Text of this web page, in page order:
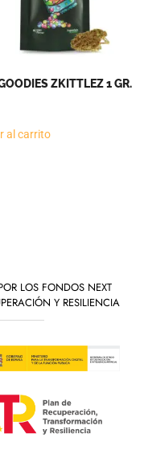
ZKITTLEZ 1 GR.
al carrito
LOS FONDOS NEXT
Y RESILIENCIA